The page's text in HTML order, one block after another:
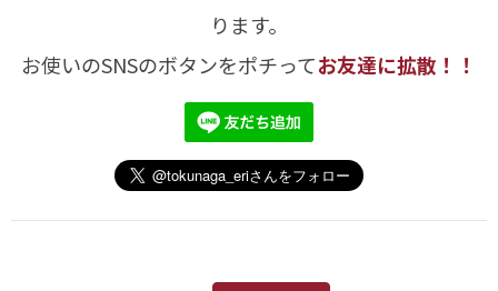
ります。
お使いのSNSのボタンをポチってお友達に拡散！！